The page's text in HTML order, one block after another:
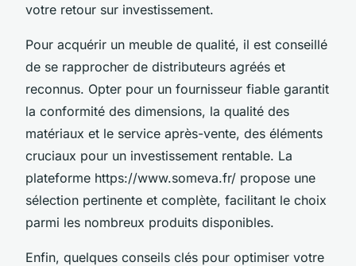
votre retour sur investissement.
Pour acquérir un meuble de qualité, il est conseillé
de se rapprocher de distributeurs agréés et
reconnus. Opter pour un fournisseur fiable garantit
la conformité des dimensions, la qualité des
matériaux et le service après-vente, des éléments
cruciaux pour un investissement rentable. La
plateforme https://www.someva.fr/ propose une
sélection pertinente et complète, facilitant le choix
parmi les nombreux produits disponibles.
Enfin, quelques conseils clés pour optimiser votre